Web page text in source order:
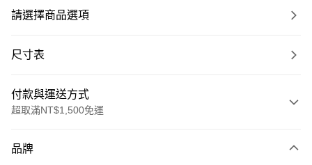
請選擇商品選項
尺寸表
付款與運送方式
超取滿NT$1,500免運
信用卡一次付款
品牌